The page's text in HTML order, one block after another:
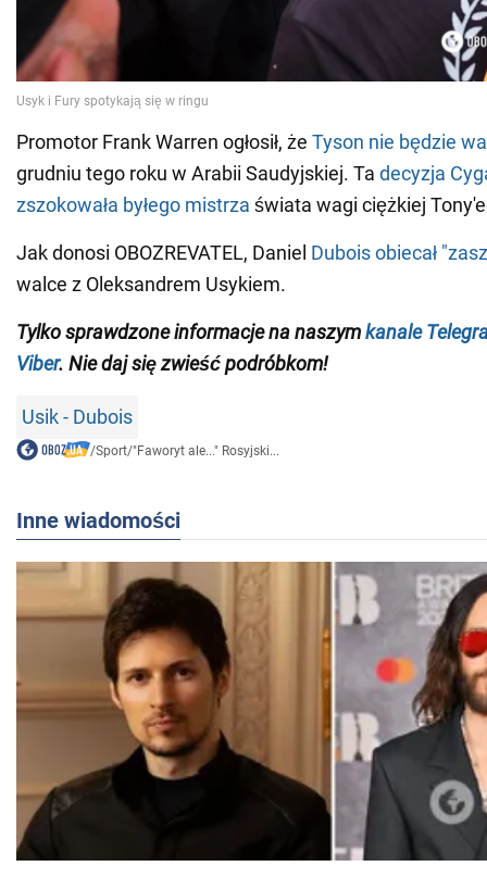
Promotor Frank Warren ogłosił, że Tyson nie będzie
grudniu tego roku w Arabii Saudyjskiej. Ta decyzja
zszokowała byłego mistrza świata wagi ciężkiej
Jak donosi OBOZREVATEL, Daniel Dubois obiecał
walce z Oleksandrem Usykiem.
Tylkosprawdzone informacje na naszymkanale
Viber. Nie daj się zwieść podróbkom!
Usik - Dubois
/Sport/"Faworyt ale..." Rosyjski...
Inne wiadomości